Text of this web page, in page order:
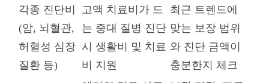
각종 진단비
(암, 뇌혈관,
허혈성 심장
질환 등)
고액 치료비가 드
는 중대 질병 진단
시 생활비 및 치료
비 지원
최근 트렌드에
맞는 보장 범위
와 진단 금액이
충분한지 체크